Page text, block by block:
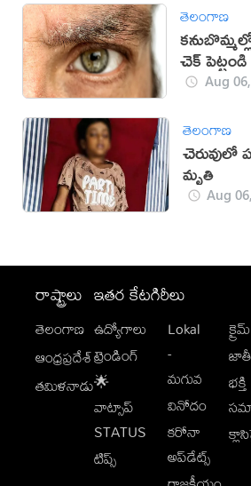
తెలంగాణ
చెక్ పెట్టండి
Aug
తెలంగాణ
చెరువులో
మృతి
Aug
రాష్ట్రాలు
తెలంగాణ
ఆంధ్రప్రదేశ్
తమిళనాడు
ఇతర కేటగిరీలు
ఉద్యోగాలు
ట్రెండింగ్
🌟
వాట్సాప్
STATUS
టిప్స్
Lokal
-
మగువ
వినోదం
కరోనా
అప్‌డేట్స్
క్రైమ్
భక్తి